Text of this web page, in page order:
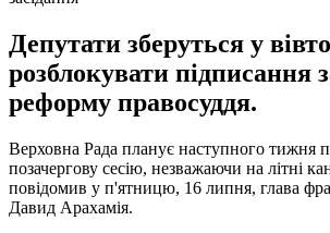
Депутати зберуться у
розблокувати підписання
реформу правосуддя.
Верховна Рада планує наступного тижня
позачергову сесію, незважаючи на літні
повідомив у п'ятницю, 16 липня, глава
Давид Арахамія.